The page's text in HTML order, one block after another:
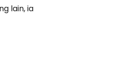
lain, ia